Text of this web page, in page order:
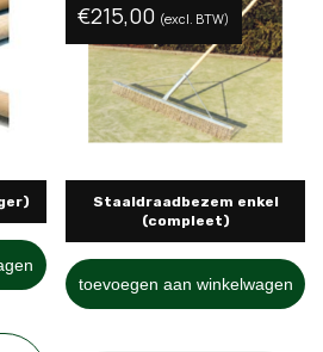
Staaldraadbezem enkel
(compleet)
€215,00 (excl. BTW)
toevoegen aan winkelwagen